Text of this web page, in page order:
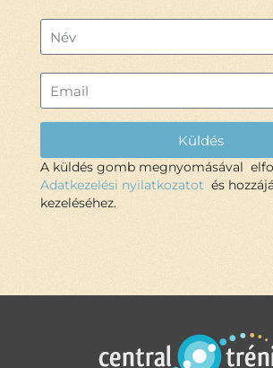
Küldés
A küldés gomb megnyomásával
Adatkezelési nyilatkozatot és
kezeléséhez.